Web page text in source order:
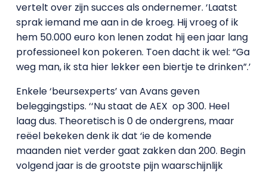
vertelt over zijn succes als ondernemer. ‘Laatst
sprak iemand me aan in de kroeg. Hij vroeg of ik
hem 50.000 euro kon lenen zodat hij een jaar lang
professioneel kon pokeren. Toen dacht ik wel: “Ga
weg man, ik sta hier lekker een biertje te drinken”.’
Enkele ‘beursexperts’ van Avans geven
beleggingstips. ‘‘Nu staat de AEX op 300. Heel
laag dus. Theoretisch is 0 de ondergrens, maar
reëel bekeken denk ik dat ‘ie de komende
maanden niet verder gaat zakken dan 200. Begin
volgend jaar is de grootste pijn waarschijnlijk